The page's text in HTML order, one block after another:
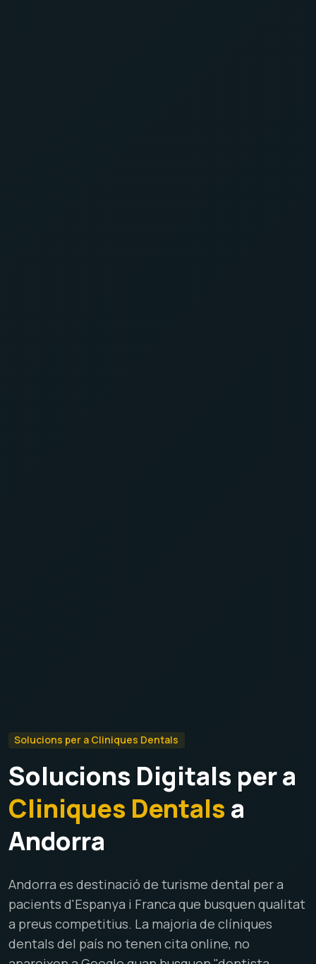
Solucions per a Cliniques Dentals
Solucions Digitals per a
Cliniques Dentalsa
Andorra
Andorra es destinació de turisme dental per a
pacients d'Espanya i Franca que busquen qualitat
a preus competitius. La majoria de clíniques
dentals del país no tenen cita online, no